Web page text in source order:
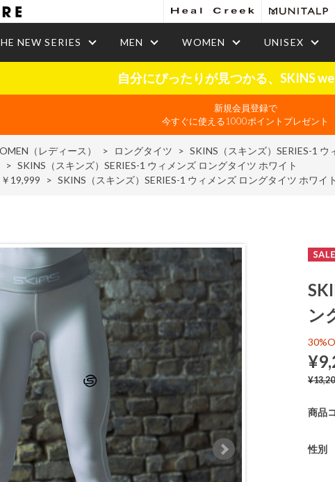
NEW SERIES MEN WOMEN UNISEX
自分にぴったりが見つかる、SKINS
新規会員登録で
今すぐに使える1000ポイントプレゼント
（レディース） > ロングタイツ > SKINS（スキンズ）SERIES-1
> SKINS（スキンズ）SERIES-1 ウィメンズ ロングタイツ ホワイト
19,999 > SKINS（スキンズ）SERIES-1 ウィメンズ ロングタイツ ホワイト
ン
商品
性別